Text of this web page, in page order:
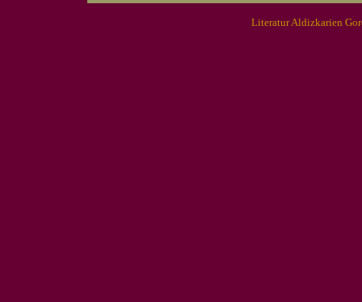
Literatur Aldizkarien